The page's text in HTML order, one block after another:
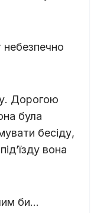
Дорогою
була
бесіду,
вона
би…